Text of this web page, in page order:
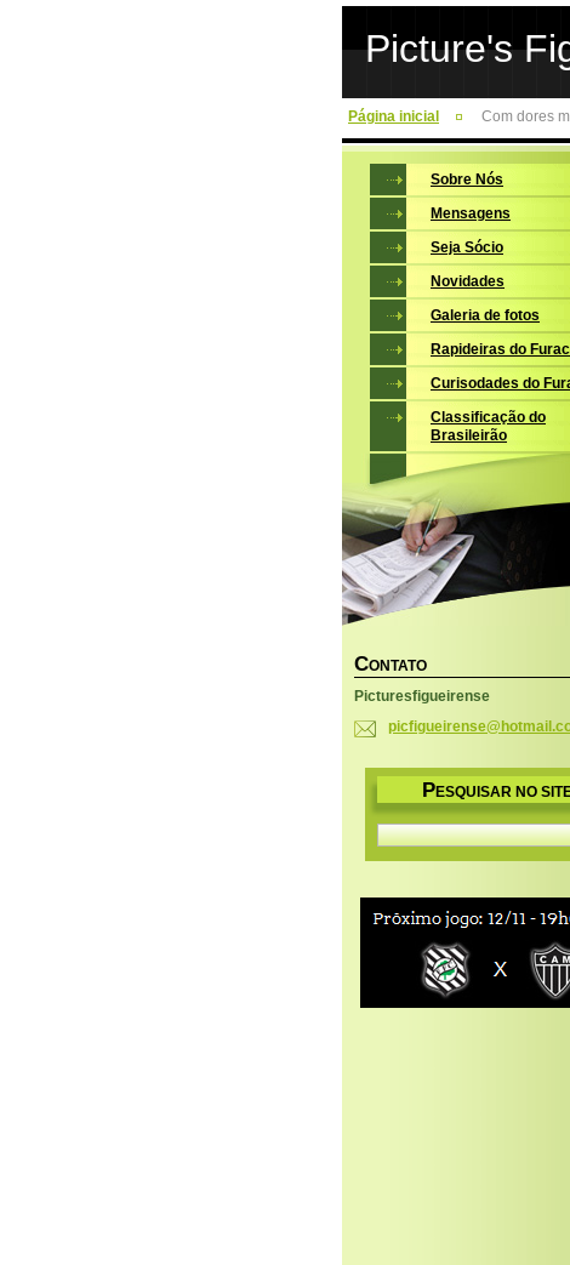
Picture's
Página inicial Com dores
Sobre Nós
Mensagens
Seja Sócio
Novidades
Galeria de fotos
Rapideiras do
Curisodades do
Classificação do
Brasileirão
CONTATO
Picturesfigueirense
picfigueirense@hotmail.c
PESQUISAR NO